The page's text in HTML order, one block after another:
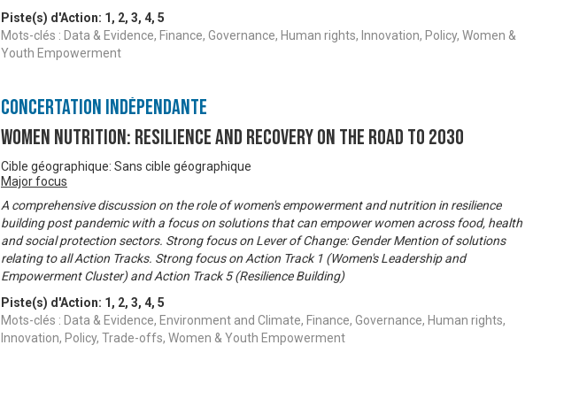
Piste(s) d'Action: 1 , 2, 3, 4, 5
Mots-clés : Data & Evidence, Finance, Governance, Human rights, Innovation, Policy, Women &
Youth Empowerment
Concertation Indépendante
Women Nutrition: Resilience and Recovery on the Road to 2030
Cible géographique: Sans cible géographique
Major focus
A comprehensive discussion on the role of women's empowerment and nutrition in resilience
building post pandemic with a focus on solutions that can empower women across food, health
and social protection sectors. Strong focus on Lever of Change: Gender Mention of solutions
relating to all Action Tracks. Strong focus on Action Track 1 (Women's Leadership and
Empowerment Cluster) and Action Track 5 (Resilience Building)
Piste(s) d'Action: 1 , 2, 3, 4, 5
Mots-clés : Data & Evidence, Environment and Climate, Finance, Governance, Human rights,
Innovation, Policy, Trade-offs, Women & Youth Empowerment